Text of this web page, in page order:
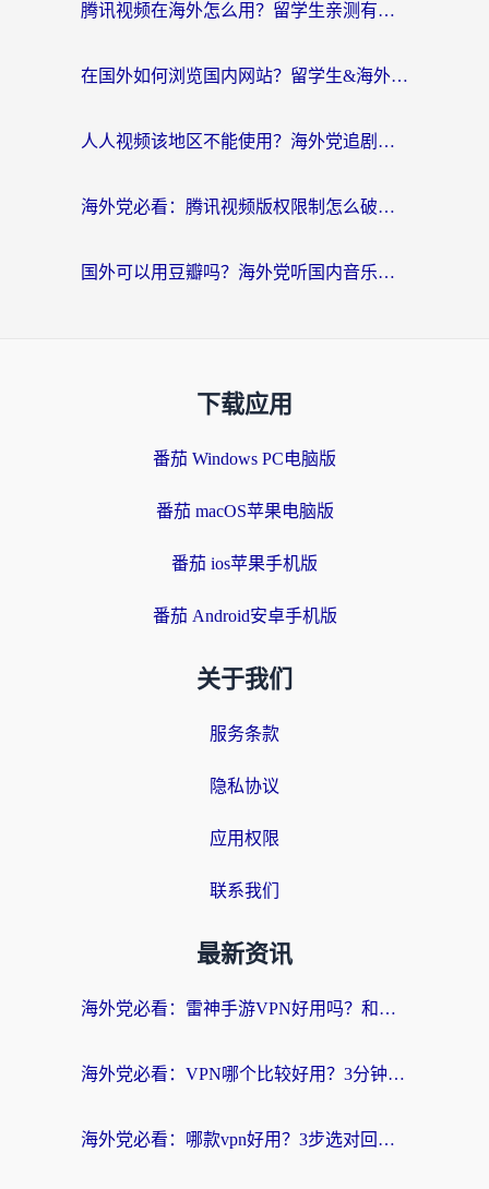
腾讯视频在海外怎么用？留学生亲测有效的回国加速器攻略
在国外如何浏览国内网站？留学生&海外华人的无缝访问指南
人人视频该地区不能使用？海外党追剧看片的终极解决方案来了
海外党必看：腾讯视频版权限制怎么破？3步让你轻松追剧
国外可以用豆瓣吗？海外党听国内音乐听书的实用指南
下载应用
番茄 Windows PC电脑版
番茄 macOS苹果电脑版
番茄 ios苹果手机版
番茄 Android安卓手机版
关于我们
服务条款
隐私协议
应用权限
联系我们
最新资讯
海外党必看：雷神手游VPN好用吗？和天速回国VPN对比哪个回国效果更好？附实用加速器选择指南
海外党必看：VPN哪个比较好用？3分钟找到适合你的回国加速方案
海外党必看：哪款vpn好用？3步选对回国加速器，无缝刷剧玩游戏